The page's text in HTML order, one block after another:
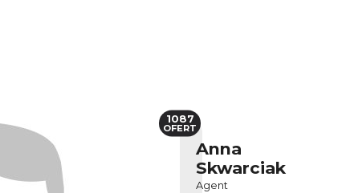
Anna
Skwarciak
Agent
1087
OFERT